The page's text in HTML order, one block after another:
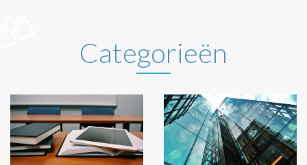
Categorieën